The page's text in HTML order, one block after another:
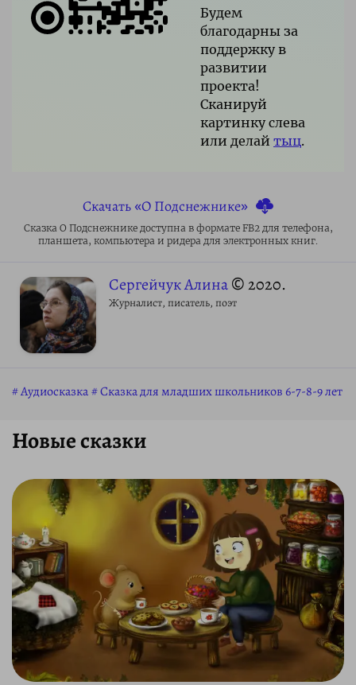
Будем
благодарны за
поддержку в
развитии
проекта!
Сканируй
картинку слева
или делай тыц.
Скачать «О Подснежнике»
Сказка О Подснежнике доступна в формате FB2 для телефона,
планшета, компьютера и ридера для электронных книг.
Сергейчук Алина© 2020.
Журналист, писатель, поэт
Аудиосказка Сказка для младших школьников 6-7-8-9 лет
Новые сказки